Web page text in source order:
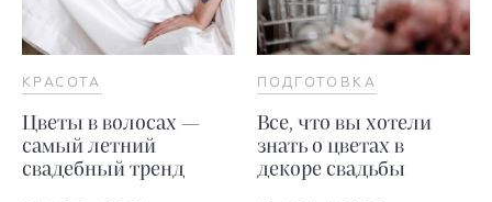
КРАСОТА
Цветы в волосах —
самый летний
свадебный тренд
ПОДГОТОВКА
Все, что вы хотели
знать о цветах в
декоре свадьбы